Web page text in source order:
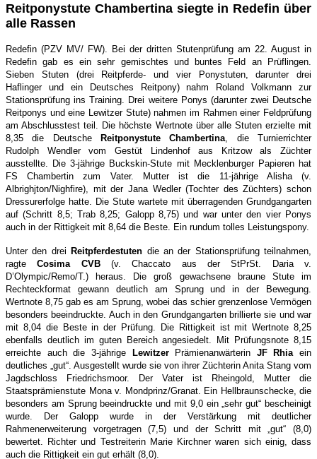
Reitponystute Chambertina siegte in Redefin über
alle Rassen
Redefin (PZV MV/ FW). Bei der dritten Stutenprüfung am 22. August in
Redefin gab es ein sehr gemischtes und buntes Feld an Prüflingen.
Sieben Stuten (drei Reitpferde- und vier Ponystuten, darunter drei
Haflinger und ein Deutsches Reitpony) nahm Roland Volkmann zur
Stationsprüfung ins Training. Drei weitere Ponys (darunter zwei Deutsche
Reitponys und eine Lewitzer Stute) nahmen im Rahmen einer Feldprüfung
am Abschlusstest teil. Die höchste Wertnote über alle Stuten erzielte mit
8,35 die Deutsche Reitponystute Chambertina , die Turnierrichter
Rudolph Wendler vom Gestüt Lindenhof aus Kritzow als Züchter
ausstellte. Die 3-jährige Buckskin-Stute mit Mecklenburger Papieren hat
FS Chambertin zum Vater. Mutter ist die 11-jährige Alisha (v.
Albrighjton/Nighfire), mit der Jana Wedler (Tochter des Züchters) schon
Dressurerfolge hatte. Die Stute wartete mit überragenden Grundgangarten
auf (Schritt 8,5; Trab 8,25; Galopp 8,75) und war unter den vier Ponys
auch in der Rittigkeit mit 8,64 die Beste. Ein rundum tolles Leistungspony.
Unter den dreiReitpferdestuten die an der Stationsprüfung teilnahmen,
ragteCosima CVB(v. Chaccato aus der StPrSt. Daria v.
D’Olympic/Remo/T.) heraus. Die groß gewachsene braune Stute im
Rechteckformat gewann deutlich am Sprung und in der Bewegung.
Wertnote 8,75 gab es am Sprung, wobei das schier grenzenlose Vermögen
besonders beeindruckte. Auch in den Grundgangarten brillierte sie und war
mit 8,04 die Beste in der Prüfung. Die Rittigkeit ist mit Wertnote 8,25
ebenfalls deutlich im guten Bereich angesiedelt. Mit Prüfungsnote 8,15
erreichte auch die 3-jährige LewitzerPrämienanwärterin JF Rhia ein
deutliches „gut“. Ausgestellt wurde sie von ihrer Züchterin Anita Stang vom
Jagdschloss Friedrichsmoor. Der Vater ist Rheingold, Mutter die
Staatsprämienstute Mona v. Mondprinz/Granat. Ein Hellbraunschecke, die
besonders am Sprung beeindruckte und mit 9,0 ein „sehr gut“ bescheinigt
wurde. Der Galopp wurde in der Verstärkung mit deutlicher
Rahmenerweiterung vorgetragen (7,5) und der Schritt mit „gut“ (8,0)
bewertet. Richter und Testreiterin Marie Kirchner waren sich einig, dass
auch die Rittigkeit ein gut erhält (8,0).